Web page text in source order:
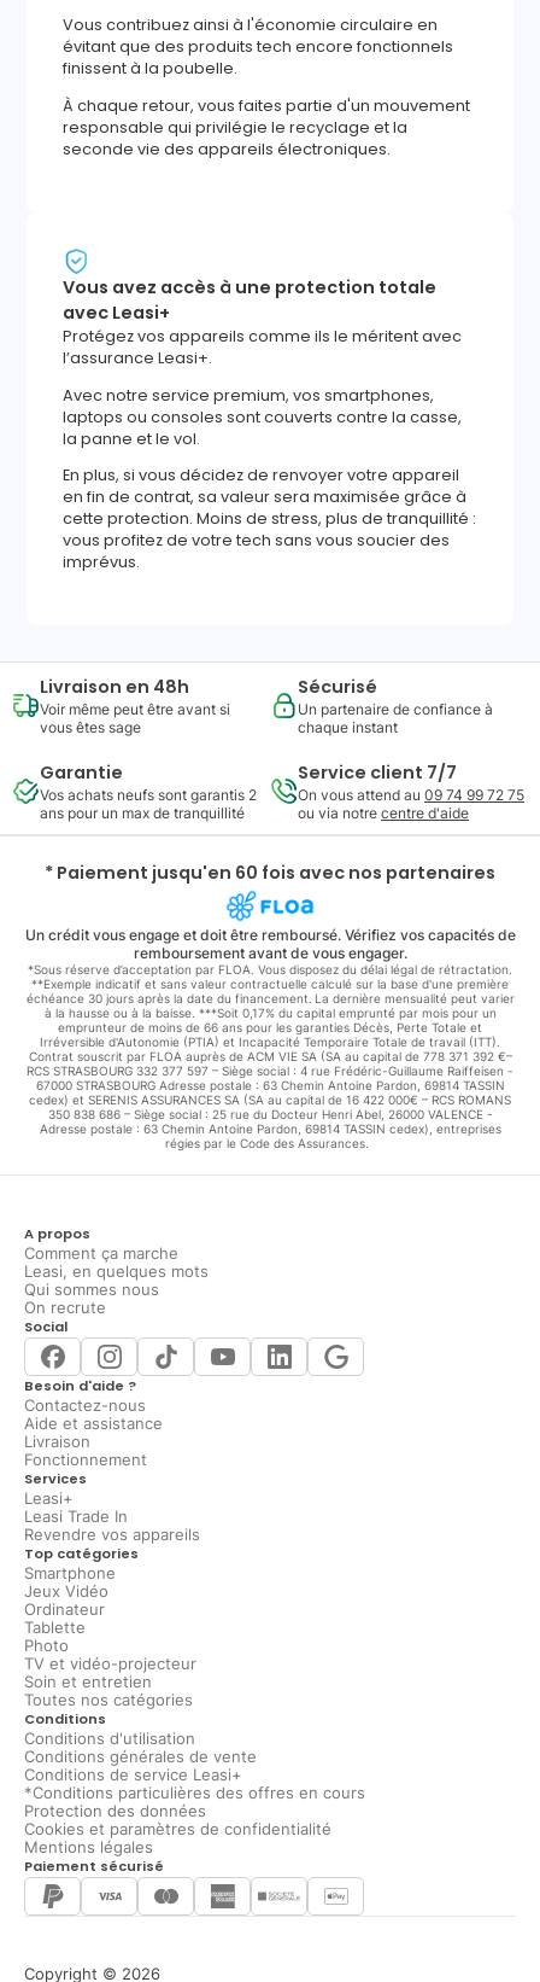
Vous contribuez ainsi à l'économie circulaire en
évitant que des produits tech encore fonctionnels
finissent à la poubelle.
À chaque retour, vous faites partie d'un mouvement
responsable qui privilégie le recyclage et la
seconde vie des appareils électroniques.
Vous avez accès à une protection totale
avec Leasi+
Protégez vos appareils comme ils le méritent avec
l’assurance Leasi+.
Avec notre service premium, vos smartphones,
laptops ou consoles sont couverts contre la casse,
la panne et le vol.
En plus, si vous décidez de renvoyer votre appareil
en fin de contrat, sa valeur sera maximisée grâce à
cette protection. Moins de stress, plus de tranquillité :
vous profitez de votre tech sans vous soucier des
imprévus.
Livraison en 48h
Voir même peut être avant si
vous êtes sage
Sécurisé
Un partenaire de confiance à
chaque instant
Garantie
Vos achats neufs sont garantis 2
ans pour un max de tranquillité
Service client 7/7
On vous attend au 09 74 99 72 75
ou via notre centre d'aide
* Paiement jusqu'en 60 fois avec nos partenaires
Un crédit vous engage et doit être remboursé. Vérifiez vos capacités de
remboursement avant de vous engager.
*Sous réserve d’acceptation par FLOA. Vous disposez du délai légal de rétractation.
**Exemple indicatif et sans valeur contractuelle calculé sur la base d'une première
échéance 30 jours après la date du financement. La dernière mensualité peut varier
à la hausse ou à la baisse. ***Soit 0,17% du capital emprunté par mois pour un
emprunteur de moins de 66 ans pour les garanties Décès, Perte Totale et
Irréversible d'Autonomie (PTIA) et Incapacité Temporaire Totale de travail (ITT).
Contrat souscrit par FLOA auprès de ACM VIE SA (SA au capital de 778 371 392 €–
RCS STRASBOURG 332 377 597 – Siège social : 4 rue Frédéric-Guillaume Raiffeisen -
67000 STRASBOURG Adresse postale : 63 Chemin Antoine Pardon, 69814 TASSIN
cedex) et SERENIS ASSURANCES SA (SA au capital de 16 422 000€ – RCS ROMANS
350 838 686 – Siège social : 25 rue du Docteur Henri Abel, 26000 VALENCE -
Adresse postale : 63 Chemin Antoine Pardon, 69814 TASSIN cedex), entreprises
régies par le Code des Assurances.
A propos
Comment ça marche
Leasi, en quelques mots
Qui sommes nous
On recrute
Social
Besoin d'aide ?
Contactez-nous
Aide et assistance
Livraison
Fonctionnement
Services
Leasi+
Leasi Trade In
Revendre vos appareils
Top catégories
Smartphone
Jeux Vidéo
Ordinateur
Tablette
Photo
TV et vidéo-projecteur
Soin et entretien
Toutes nos catégories
Conditions
Conditions d'utilisation
Conditions générales de vente
Conditions de service Leasi+
*Conditions particulières des offres en cours
Protection des données
Cookies et paramètres de confidentialité
Mentions légales
Paiement sécurisé
Copyright © 2026